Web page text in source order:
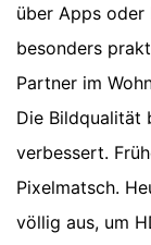
über Apps oder
besonders
Partner im
Die Bildqualität
verbessert.
Pixelmatsch.
völlig aus, um